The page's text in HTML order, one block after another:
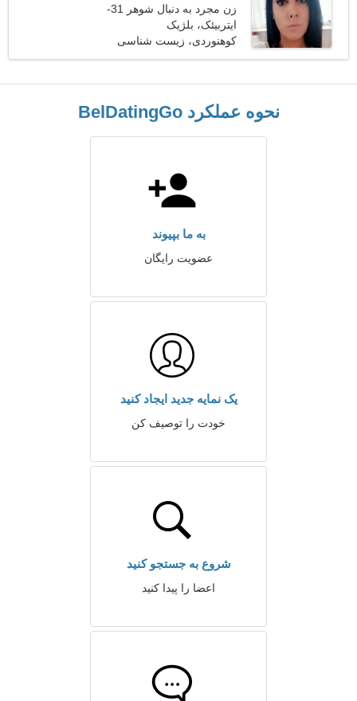
زن مجرد به دنبال شوهر 31-
39
ایتربیئک، بلژیک
کوهنوردی، زیست شناسی
نحوه عملکرد BelDatingGo
به ما بپیوند
عضویت رایگان
یک نمایه جدید ایجاد کنید
خودت را توصیف کن
شروع به جستجو کنید
اعضا را پیدا کنید